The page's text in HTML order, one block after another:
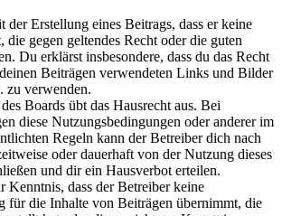
der Erstellung eines Beitrags, dass er keine
die gegen geltendes Recht oder die guten
Du erklärst insbesondere, dass du das Recht
Beiträgen verwendeten Links und Bilder
zu verwenden.
Boards übt das Hausrecht aus. Bei
diese Nutzungsbedingungen oder anderer im
Regeln kann der Betreiber dich nach
oder dauerhaft von der Nutzung dieses
und dir ein Hausverbot erteilen.
Kenntnis, dass der Betreiber keine
für die Inhalte von Beiträgen übernimmt, die